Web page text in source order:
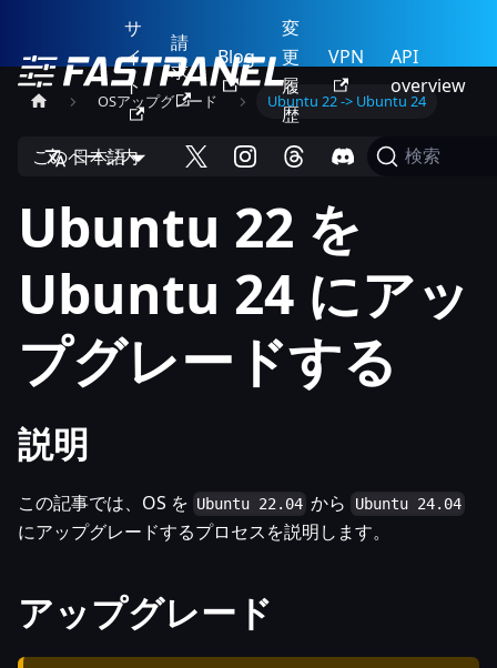
サ
イ
ト
請
求
Blog
変
更
履
歴
VPN
API
overview
日本語 検索
OSアップグレード Ubuntu 22 -> Ubuntu 24
このページ内
Ubuntu 22 を
Ubuntu 24 にアッ
プグレードする
説明
この記事では、OS を Ubuntu 22.04 から Ubuntu 24.04
にアップグレードするプロセスを説明します。
アップグレード